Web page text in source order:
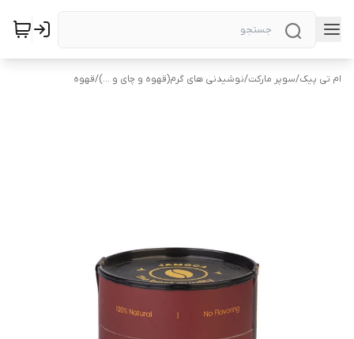
ام تی پیک/سوپر مارکت/نوشیدنی های گرم(قهوه و چای و ...)/قهوه